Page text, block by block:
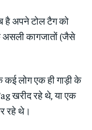
है अपने टोल टैग को
असली कागजातों (जैसे
कई लोग एक ही गाड़ी के
खरीद रहे थे, या एक
रहे थे।